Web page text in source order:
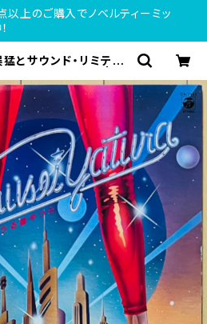
上のご購入でノベルティーミッ
とサウンド・リミテッ
DEALER